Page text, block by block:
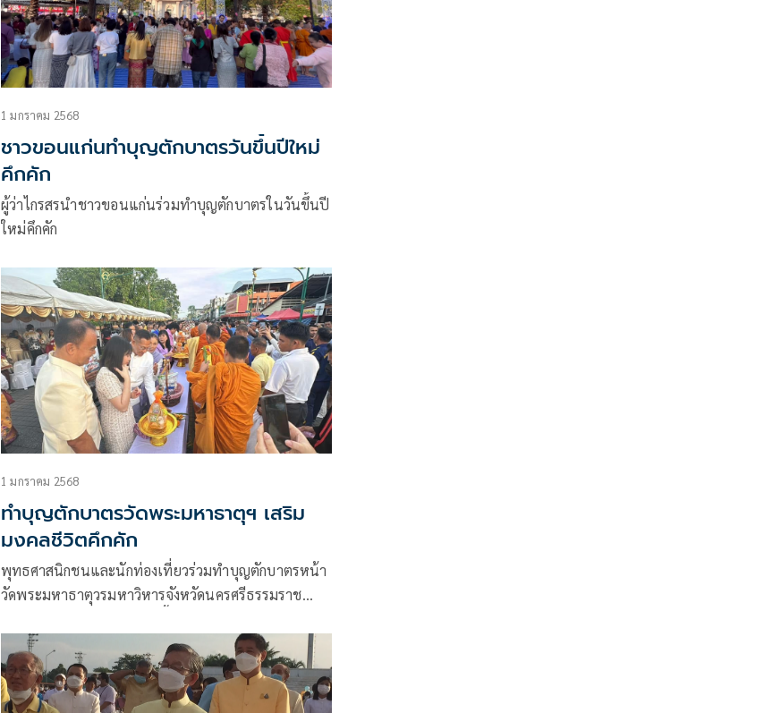
1 มกราคม 2568
ชาวขอนแก่นทำบุญตักบาตรวันขึ้นปีใหม่
คึกคัก
ผู้ว่าไกรสรนำชาวขอนแก่นร่วมทำบุญตักบาตรในวันขึ้นปี
ใหม่คึกคัก
1 มกราคม 2568
ทำบุญตักบาตรวัดพระมหาธาตุฯ เสริม
มงคลชีวิตคึกคัก
พุทธศาสนิกชนและนักท่องเที่ยวร่วมทำบุญตักบาตรหน้า
วัดพระมหาธาตุวรมหาวิหารจังหวัดนครศรีธรรมราช